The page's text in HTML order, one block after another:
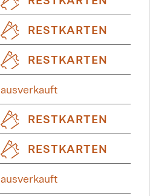
RESTKARTEN
RESTKARTEN
ausverkauft
RESTKARTEN
RESTKARTEN
ausverkauft